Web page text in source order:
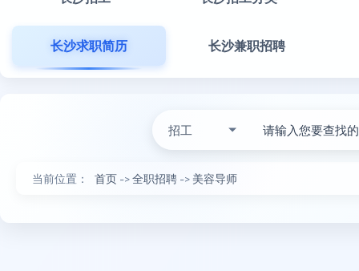
长沙求职简历 长沙兼职招聘
招工
当前位置： 首页 ->全职招聘 -> 美容导师